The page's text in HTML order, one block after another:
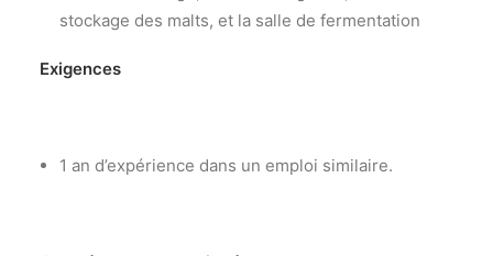
stockage des malts, et la salle de fermentation
Exigences
1 an d’expérience dans un emploi similaire.